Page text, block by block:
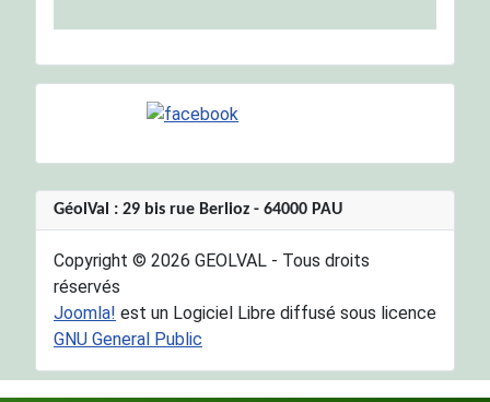
GéolVal : 29 bis rue Berlioz - 64000 PAU
Copyright © 2026 GEOLVAL - Tous droits
réservés
Joomla! est un Logiciel Libre diffusé sous licence
GNU General Public